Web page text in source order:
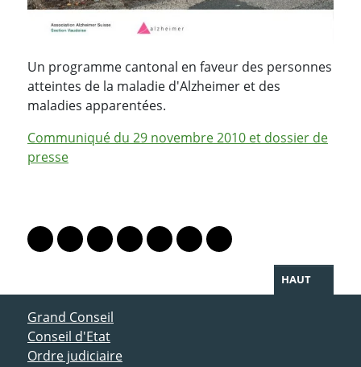
Un programme cantonal en faveur des personnes
atteintes de la maladie d'Alzheimer et des
maladies apparentées.
Communiqué du 29 novembre 2010 et dossier de
presse
Lien vers le profil Mastodon
Lien vers le profil Bluesky
Lien vers le profil Instagram
Lien vers le profil Linkedin
Lien vers le profil Facebook
Lien vers le profil Twitter
Partager par WhatsApp
HAUT
ACCÈS DIRECT
Grand Conseil
Conseil d'Etat
Ordre judiciaire